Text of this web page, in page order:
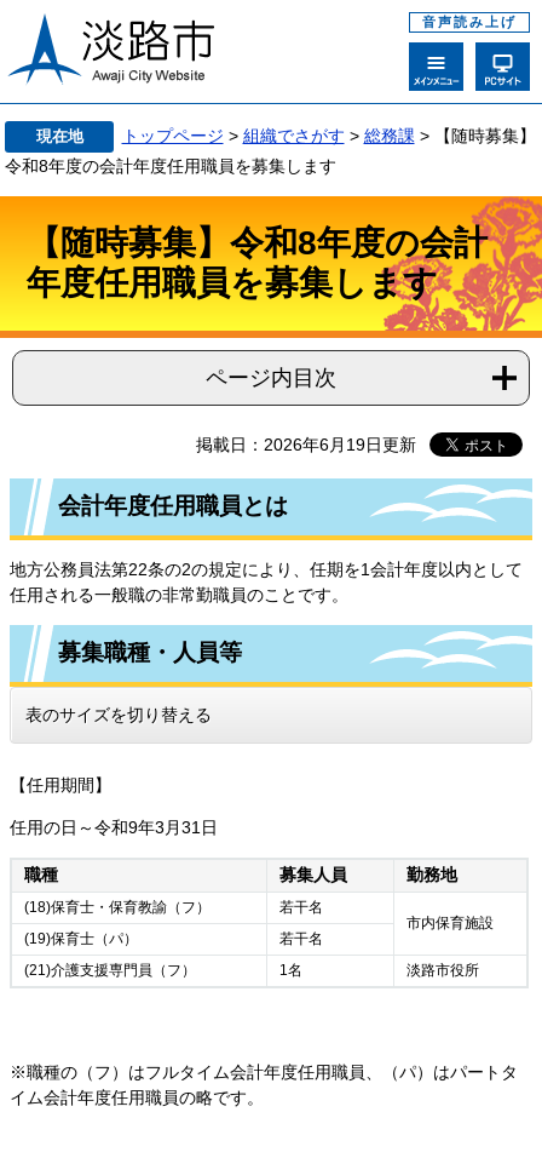
音声読み上げ
現在地 トップページ > 組織でさがす > 総務課 >
【随時募集】
令和8年度の会計年度任用職員を募集します
【随時募集】令和8年度の会計
年度任用職員を募集します
ページ内目次
掲載日：2026年6月19日更新
会計年度任用職員とは
地方公務員法第22条の2の規定により、任期を1会計年度以内として
任用される一般職の非常勤職員のことです。
募集職種・人員等
表のサイズを切り替える
【任用期間】
任用の日～令和9年3月31日
職種 募集人員 勤務地
(18)保育士・保育教諭（フ）
若干名
市内保育施設
(19)保育士（パ）
若干名
(21)介護支援専門員（フ）
1名 淡路市役所
※職種の（フ）はフルタイム会計年度任用職員、（パ）はパートタ
イム会計年度任用職員の略です。